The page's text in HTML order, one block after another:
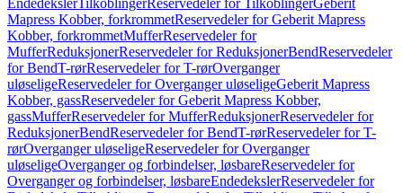
EndedekslerTilkoblingerReservedeler for TilkoblingerGeberit
Mapress Kobber, forkrommetReservedeler for Geberit Mapress
Kobber, forkrommetMufferReservedeler for
MufferReduksjonerReservedeler for ReduksjonerBendReservedeler
for BendT-rørReservedeler for T-rørOverganger
uløseligeReservedeler for Overganger uløseligeGeberit Mapress
Kobber, gassReservedeler for Geberit Mapress Kobber,
gassMufferReservedeler for MufferReduksjonerReservedeler for
ReduksjonerBendReservedeler for BendT-rørReservedeler for T-
rørOverganger uløseligeReservedeler for Overganger
uløseligeOverganger og forbindelser, løsbareReservedeler for
Overganger og forbindelser, løsbareEndedekslerReservedeler for